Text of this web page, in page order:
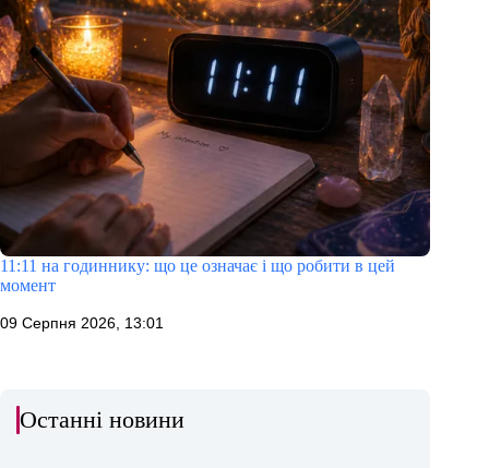
11:11 на годиннику: що це означає і що робити в цей
момент
09 Серпня 2026, 13:01
Останні новини